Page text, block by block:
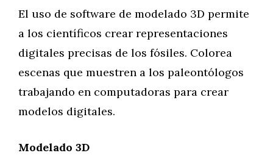
El uso de software de modelado 3D permite
a los científicos crear representaciones
digitales precisas de los fósiles. Colorea
escenas que muestren a los paleontólogos
trabajando en computadoras para crear
modelos digitales.
Modelado 3D